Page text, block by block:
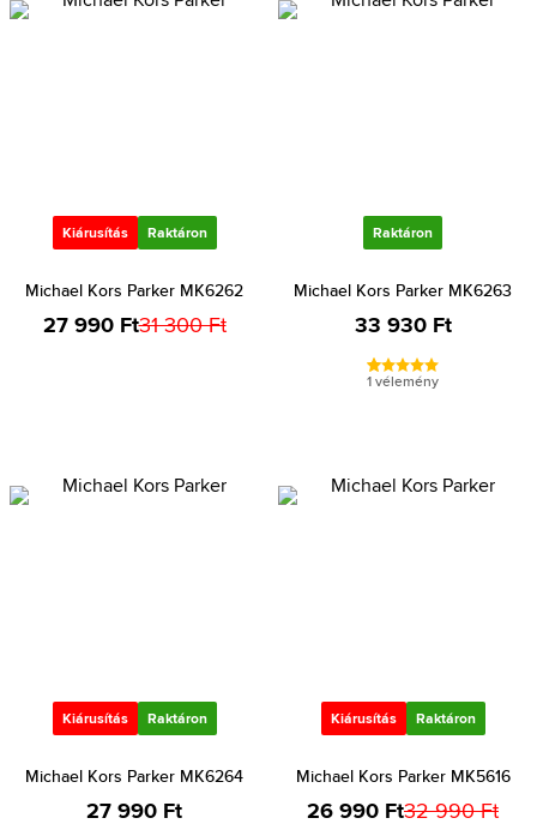
Kiárusítás Raktáron
Michael Kors Parker MK6262
27 990 Ft31 300 Ft
Raktáron
Michael Kors Parker MK6263
33 930 Ft
1 vélemény
Kiárusítás Raktáron
Michael Kors Parker MK6264
27 990 Ft
Kiárusítás Raktáron
Michael Kors Parker MK5616
26 990 Ft32 990 Ft